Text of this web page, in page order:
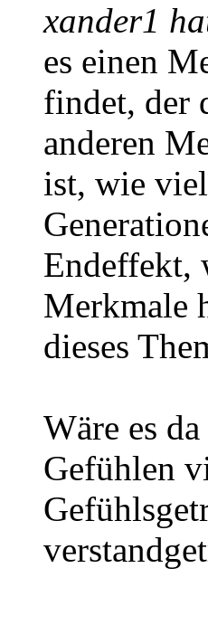
xander1
es einen
findet, der
anderen
ist, wie
Endeffekt,
Merkmale
dieses
Wäre es
Gefühlen